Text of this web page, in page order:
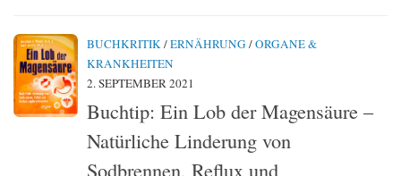
BUCHKRITIK/ERNÄHRUNG /ORGANE &
KRANKHEITEN
2. SEPTEMBER 2021
Buchtip: Ein Lob der Magensäure –
Natürliche Linderung von
Sodbrennen, Reflux und